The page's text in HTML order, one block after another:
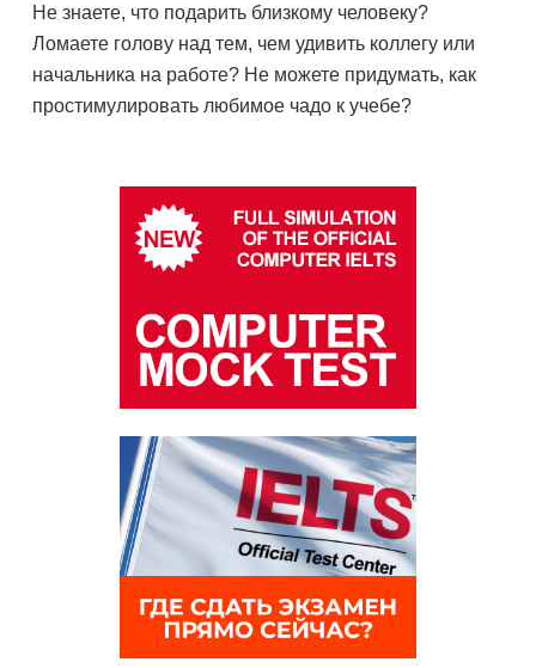
Не знаете, что подарить близкому человеку?
Ломаете голову над тем, чем удивить коллегу или
начальника на работе? Не можете придумать, как
простимулировать любимое чадо к учебе?